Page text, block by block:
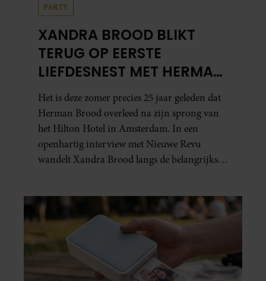
PARTY
XANDRA BROOD BLIKT
TERUG OP EERSTE
LIEFDESNEST MET HERMAN
BROOD: “HIER IS LOLA
GEBOREN”
Het is deze zomer precies 25 jaar geleden dat
Herman Brood overleed na zijn sprong van
het Hilton Hotel in Amsterdam. In een
openhartig interview met Nieuwe Revu
wandelt Xandra Brood langs de belangrijkste
Leidsedwarsstraat roept een stortvloed aan
herinneringen op. Daar begon hun leven
samen en werd dochter Lola geboren.